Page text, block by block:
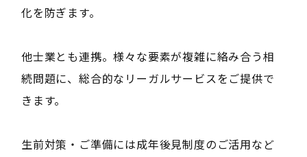
化を防ぎます。
他士業とも連携。様々な要素が複雑に絡み合う相
続問題に、総合的なリーガルサービスをご提供で
きます。
生前対策・ご準備には成年後見制度のご活用など